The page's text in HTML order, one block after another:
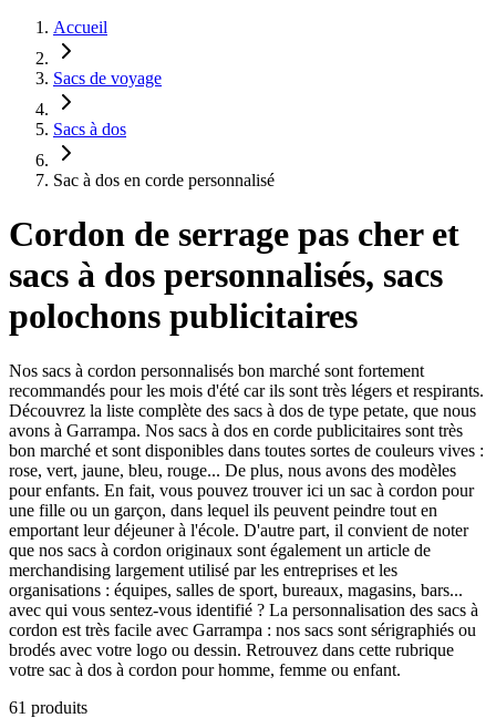
Accueil
Sacs de voyage
Sacs à dos
Sac à dos en corde personnalisé
Cordon de serrage pas cher et
sacs à dos personnalisés, sacs
polochons publicitaires
Nos sacs à cordon personnalisés bon marché sont fortement
recommandés pour les mois d'été car ils sont très légers et respirants.
Découvrez la liste complète des sacs à dos de type petate, que nous
avons à Garrampa. Nos sacs à dos en corde publicitaires sont très
bon marché et sont disponibles dans toutes sortes de couleurs vives :
rose, vert, jaune, bleu, rouge... De plus, nous avons des modèles
pour enfants. En fait, vous pouvez trouver ici un sac à cordon pour
une fille ou un garçon, dans lequel ils peuvent peindre tout en
emportant leur déjeuner à l'école. D'autre part, il convient de noter
que nos sacs à cordon originaux sont également un article de
merchandising largement utilisé par les entreprises et les
organisations : équipes, salles de sport, bureaux, magasins, bars...
avec qui vous sentez-vous identifié ? La personnalisation des sacs à
cordon est très facile avec Garrampa : nos sacs sont sérigraphiés ou
brodés avec votre logo ou dessin. Retrouvez dans cette rubrique
votre sac à dos à cordon pour homme, femme ou enfant.
61 produits